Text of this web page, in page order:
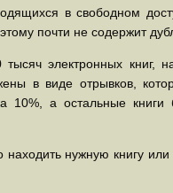
в свободном
почти не содержит
электронных книг,
в виде отрывков,
10%, а остальные
находить нужную книгу